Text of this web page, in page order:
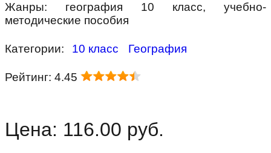
Жанры: география 10 класс, учебно-
методические пособия
Категории: 10 класс География
Рейтинг: 4.45
Цена: 116.00 руб.